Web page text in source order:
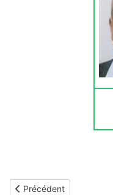
Article précédent : Les
Précédent